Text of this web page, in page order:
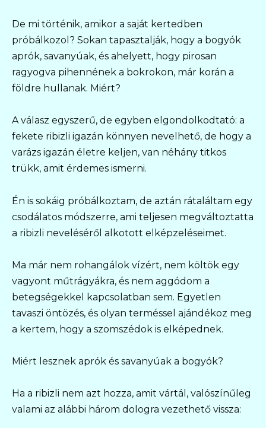
De mi történik, amikor a saját kertedben
próbálkozol? Sokan tapasztalják, hogy a bogyók
aprók, savanyúak, és ahelyett, hogy pirosan
ragyogva pihennének a bokrokon, már korán a
földre hullanak. Miért?
A válasz egyszerű, de egyben elgondolkodtató: a
fekete ribizli igazán könnyen nevelhető, de hogy a
varázs igazán életre keljen, van néhány titkos
trükk, amit érdemes ismerni.
Én is sokáig próbálkoztam, de aztán rátaláltam egy
csodálatos módszerre, ami teljesen megváltoztatta
a ribizli neveléséről alkotott elképzeléseimet.
Ma már nem rohangálok vízért, nem költök egy
vagyont műtrágyákra, és nem aggódom a
betegségekkel kapcsolatban sem. Egyetlen
tavaszi öntözés, és olyan terméssel ajándékoz meg
a kertem, hogy a szomszédok is elképednek.
Miért lesznek aprók és savanyúak a bogyók?
Ha a ribizli nem azt hozza, amit vártál, valószínűleg
valami az alábbi három dologra vezethető vissza: